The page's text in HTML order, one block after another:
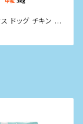
ドッグ チキン 中